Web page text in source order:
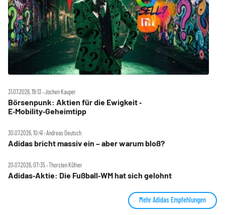
31.07.2026, 19:13 ‧ Jochen Kauper
Börsenpunk: Aktien für die Ewigkeit ‑
E‑Mobility‑Geheimtipp
30.07.2026, 10:41 ‧ Andreas Deutsch
Adidas bricht massiv ein – aber warum bloß?
20.07.2026, 07:35 ‧ Thorsten Küfner
Adidas‑Aktie: Die Fußball‑WM hat sich gelohnt
Mehr Adidas Empfehlungen